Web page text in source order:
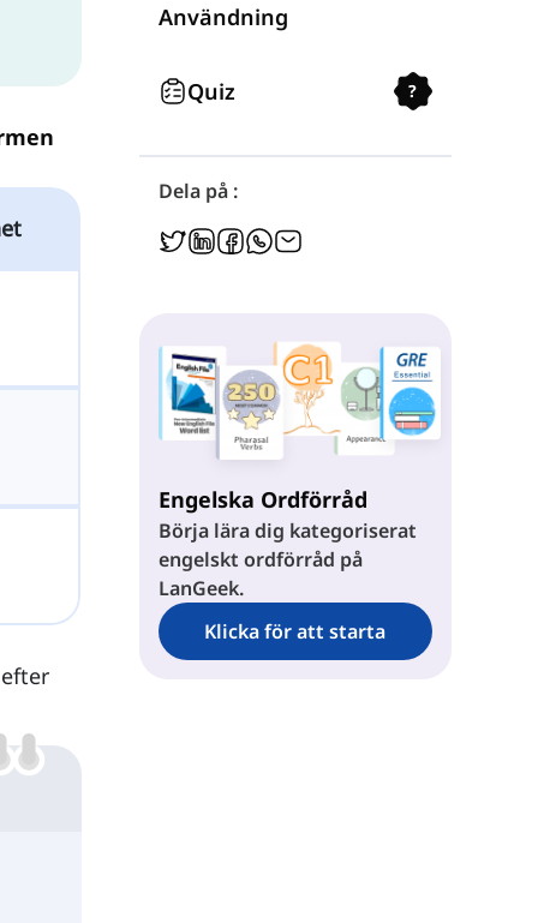
Negation
Frågor
Användning
Quiz ?
Dela på :
Engelska Ordförråd
Börja lära dig kategoriserat
engelskt ordförråd på
LanGeek.
Klicka för att starta